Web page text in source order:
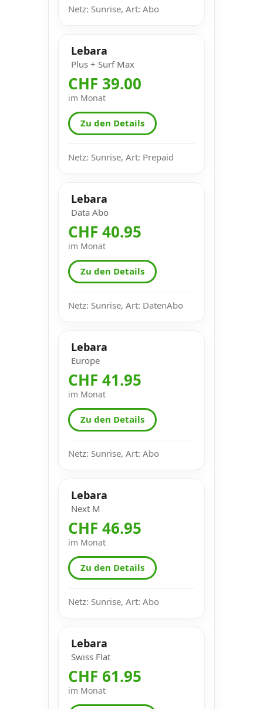
Netz: Sunrise, Art: Abo
Lebara
Plus + Surf Max
CHF 39.00
im Monat
Zu den Details
Netz: Sunrise, Art: Prepaid
Lebara
Data Abo
CHF 40.95
im Monat
Zu den Details
Netz: Sunrise, Art: DatenAbo
Lebara
Europe
CHF 41.95
im Monat
Zu den Details
Netz: Sunrise, Art: Abo
Lebara
Next M
CHF 46.95
im Monat
Zu den Details
Netz: Sunrise, Art: Abo
Lebara
Swiss Flat
CHF 61.95
im Monat